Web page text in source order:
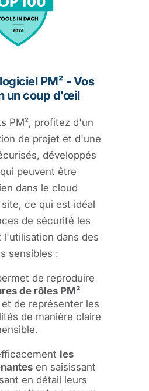
PM² - Vos
un coup d'œil
PM², profitez d'un
de projet et d'une
développés
peuvent être
dans le cloud
site, ce qui est idéal
de sécurité les
l'utilisation dans des
sensibles :
de reproduire
de rôles PM²
de représenter les
de manière claire
les
en saisissant
en détail leurs